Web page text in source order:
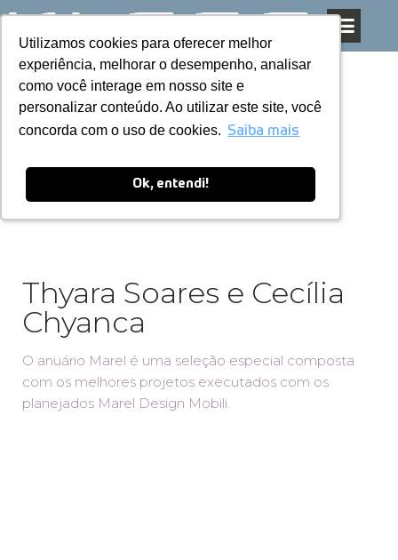
Utilizamos cookies para oferecer melhor
experiência, melhorar o desempenho, analisar
como você interage em nosso site e
personalizar conteúdo. Ao utilizar este site, você
concorda com o uso de cookies. Saiba mais
Ok, entendi!
Utilizamos cookies para oferecer melhor
experiência, melhorar o desempenho, analisar
como você interage em nosso site e
personalizar conteúdo. Ao utilizar este site, você
concorda com o uso de cookies. Saiba mais
Ok, entendi!
Pular
para
o
conteúdo
Thyara Soares e Cecília
Chyanca
O anuário Marel é uma seleção especial composta
com os melhores projetos executados com os
planejados Marel Design Mobili.